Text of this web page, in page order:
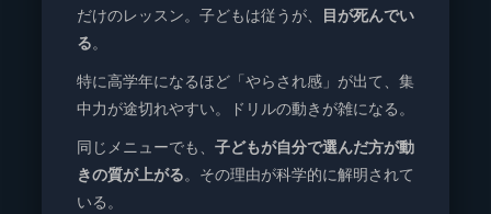
だけのレッスン。子どもは従うが、
目が死んでい
る。
特に高学年になるほど「やらされ感」が出て、集
中力が途切れやすい。ドリルの動きが雑になる。
同じメニューでも、 子どもが自分で選んだ方が動
きの質が上がる。その理由が科学的に解明されて
いる。